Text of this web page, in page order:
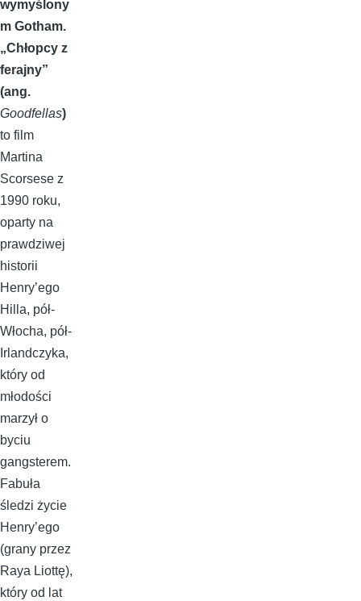
wymyślony
m Gotham.
„Chłopcy z
ferajny”
(ang.
Goodfellas)
to film
Martina
Scorsese z
1990 roku,
oparty na
prawdziwej
historii
Henry’ego
Hilla, pół-
Włocha, pół-
Irlandczyka,
który od
młodości
marzył o
byciu
gangsterem.
Fabuła
śledzi życie
Henry’ego
(grany przez
Raya Liottę),
który od lat